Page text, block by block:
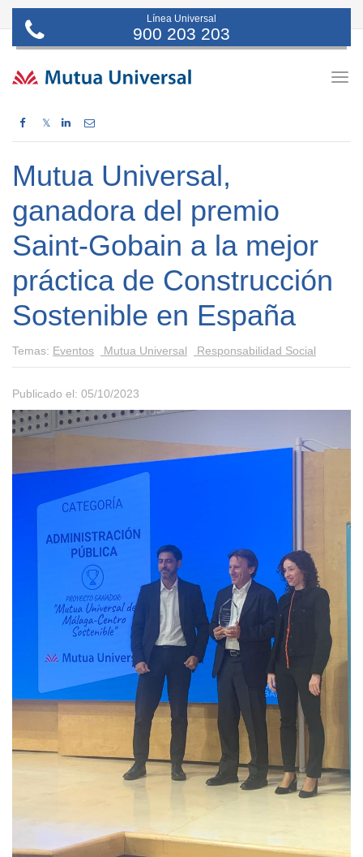
Línea Universal
900 203 203
𝕏
Mutua Universal,
ganadora del premio
Saint-Gobain a la mejor
práctica de Construcción
Sostenible en España
Temas: Eventos Mutua Universal Responsabilidad Social
Publicado el: 05/10/2023